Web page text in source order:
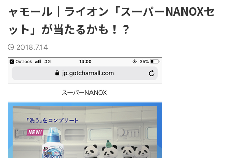
ャモール｜ライオン「スーパーNANOXセ
ット」が当たるかも！？
2018.7.14